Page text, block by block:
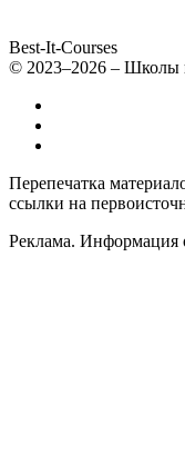
Best-It-Courses
© 2023–2026 – Школы
Перепечатка
ссылки на
Реклама. Информация